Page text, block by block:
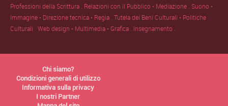
Professioni della Scrittura . Relazioni con il Pubblico • Mediazione . Suono •
Immagine • Direzione tecnica • Regia .Tutela dei Beni Culturali • Politiche
Culturali .Web design • Multimedia • Grafica . Insegnamento .
Chi siamo?
Condizioni generali di utilizzo
Informativa sulla privacy
I nostri Partner